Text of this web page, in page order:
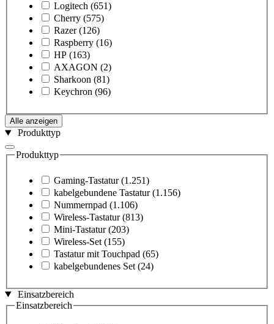
Logitech (651)
Cherry (575)
Razer (126)
Raspberry (16)
HP (163)
AXAGON (2)
Sharkoon (81)
Keychron (96)
Alle anzeigen
Produkttyp
Produkttyp
Gaming-Tastatur (1.251)
kabelgebundene Tastatur (1.156)
Nummernpad (1.106)
Wireless-Tastatur (813)
Mini-Tastatur (203)
Wireless-Set (155)
Tastatur mit Touchpad (65)
kabelgebundenes Set (24)
Einsatzbereich
Einsatzbereich